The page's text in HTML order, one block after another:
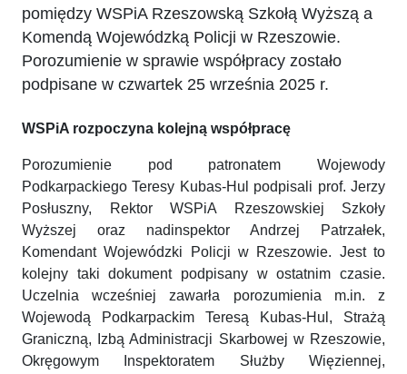
pomiędzy WSPiA Rzeszowską Szkołą Wyższą a
Komendą Wojewódzką Policji w Rzeszowie.
Porozumienie w sprawie współpracy zostało
podpisane w czwartek 25 września 2025 r.
WSPiA rozpoczyna kolejną współpracę
Porozumienie pod patronatem Wojewody
Podkarpackiego Teresy Kubas-Hul podpisali prof. Jerzy
Posłuszny, Rektor WSPiA Rzeszowskiej Szkoły
Wyższej oraz nadinspektor Andrzej Patrzałek,
Komendant Wojewódzki Policji w Rzeszowie. Jest to
kolejny taki dokument podpisany w ostatnim czasie.
Uczelnia wcześniej zawarła porozumienia m.in. z
Wojewodą Podkarpackim Teresą Kubas-Hul, Strażą
Graniczną, Izbą Administracji Skarbowej w Rzeszowie,
Okręgowym Inspektoratem Służby Więziennej,